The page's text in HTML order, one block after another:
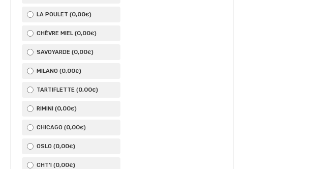
LA POULET (0,00€)
CHÈVRE MIEL (0,00€)
SAVOYARDE (0,00€)
MILANO (0,00€)
TARTIFLETTE (0,00€)
RIMINI (0,00€)
CHICAGO (0,00€)
OSLO (0,00€)
CHT’I (0,00€)